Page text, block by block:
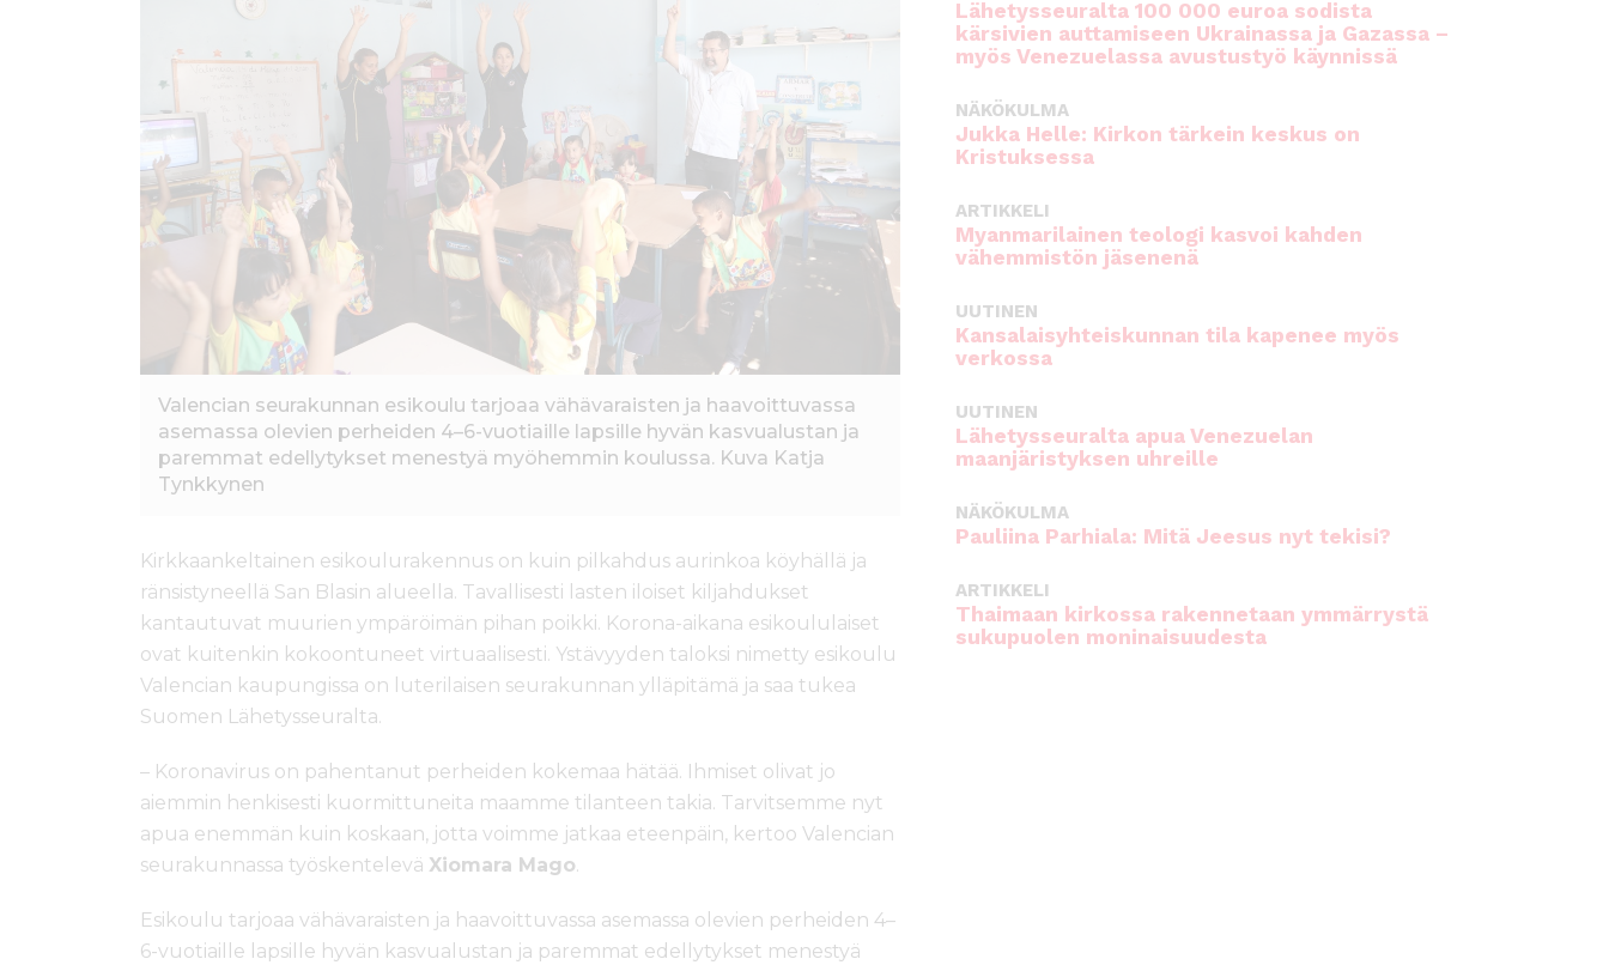
Valencian seurakunnan esikoulu tarjoaa vähävaraisten ja haavoittuvassa
asemassa olevien perheiden 4–6-vuotiaille lapsille hyvän kasvualustan ja
paremmat edellytykset menestyä myöhemmin koulussa. Kuva Katja
Tynkkynen
Kirkkaankeltainen esikoulurakennus on kuin pilkahdus aurinkoa köyhällä ja
ränsistyneellä San Blasin alueella. Tavallisesti lasten iloiset kiljahdukset
kantautuvat muurien ympäröimän pihan poikki. Korona-aikana esikoululaiset
ovat kuitenkin kokoontuneet virtuaalisesti. Ystävyyden taloksi nimetty esikoulu
Valencian kaupungissa on luterilaisen seurakunnan ylläpitämä ja saa tukea
Suomen Lähetysseuralta.
– Koronavirus on pahentanut perheiden kokemaa hätää. Ihmiset olivat jo
aiemmin henkisesti kuormittuneita maamme tilanteen takia. Tarvitsemme nyt
apua enemmän kuin koskaan, jotta voimme jatkaa eteenpäin, kertoo Valencian
seurakunnassa työskentelevä Xiomara Mago.
Esikoulu tarjoaa vähävaraisten ja haavoittuvassa asemassa olevien perheiden 4–
6-vuotiaille lapsille hyvän kasvualustan ja paremmat edellytykset menestyä
Lähetysseuralta 100 000 euroa sodista
kärsivien auttamiseen Ukrainassa ja Gazassa –
myös Venezuelassa avustustyö käynnissä
NÄKÖKULMA
Jukka Helle: Kirkon tärkein keskus on
Kristuksessa
ARTIKKELI
Myanmarilainen teologi kasvoi kahden
vähemmistön jäsenenä
UUTINEN
Kansalaisyhteiskunnan tila kapenee myös
verkossa
UUTINEN
Lähetysseuralta apua Venezuelan
maanjäristyksen uhreille
NÄKÖKULMA
Pauliina Parhiala: Mitä Jeesus nyt tekisi?
ARTIKKELI
Thaimaan kirkossa rakennetaan ymmärrystä
sukupuolen moninaisuudesta